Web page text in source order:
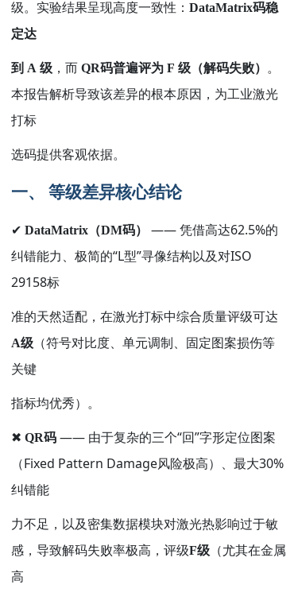
级。实验结果呈现高度一致性： DataMatrix码稳
定达
到 A 级 ，而 QR码普遍评为 F 级（解码失败）
。
本报告解析导致该差异的根本原因，为工业激光
打标
选码提供客观依据。
一、 等级差异核心结论
✔ DataMatrix （DM码） —— 凭借高达62.5%的
纠错能力、极简的“L型”寻像结构以及对ISO
29158标
准的天然适配，在激光打标中综合质量评级可达
A级 （符号对比度、单元调制、固定图案损伤等
关键
指标均优秀）。
✖ QR码 —— 由于复杂的三个“回”字形定位图案
（Fixed Pattern Damage风险极高）、最大30%
纠错能
力不足，以及密集数据模块对激光热影响过于敏
感，导致解码失败率极高，评级F级 （尤其在金属
高